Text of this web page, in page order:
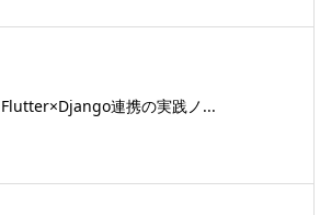
Flutter×Django連携の実践ノ...